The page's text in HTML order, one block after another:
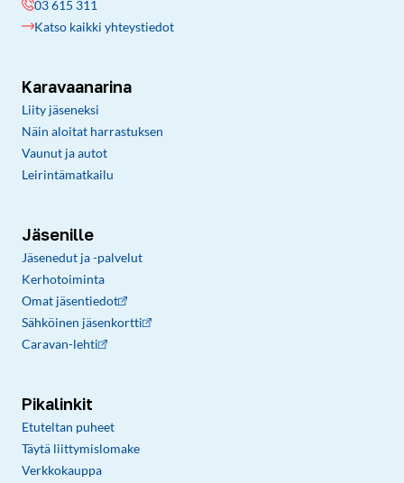
03 615 311
Katso kaikki yhteystiedot
Karavaanarina
Liity jäseneksi
Näin aloitat harrastuksen
Vaunut ja autot
Leirintämatkailu
Jäsenille
Jäsenedut ja -palvelut
Kerhotoiminta
Omat jäsentiedot
Sähköinen jäsenkortti
Caravan-lehti
Pikalinkit
Etuteltan puheet
Täytä liittymislomake
Verkkokauppa